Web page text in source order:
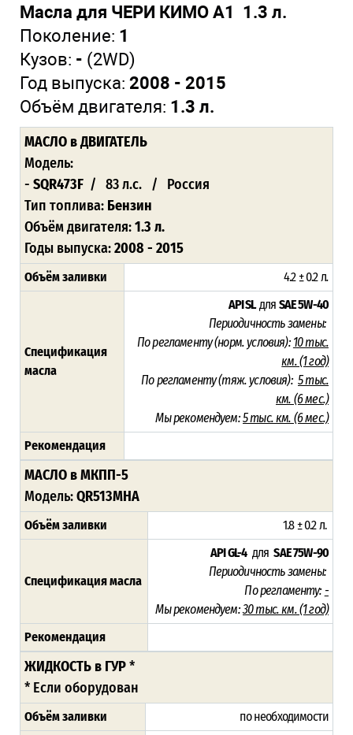
Масла для ЧЕРИ КИМО А1 1.3 л.
Поколение: 1
Кузов: - (2WD)
Год выпуска: 2008 - 2015
Объём двигателя: 1.3 л.
МАСЛО в ДВИГАТЕЛЬ
Модель:
- SQR473F / 83 л.с. / Россия
Тип топлива: Бензин
Объём двигателя:1.3 л.
Годы выпуска:2008 - 2015
Объём заливки 4.2 ± 0.2 л.
Спецификация
масла
API SLдля SAE 5W-40
Периодичность замены:
По регламенту (норм. условия): 10 тыс.
км. (1 год)
По регламенту (тяж. условия): 5 тыс.
км. (6 мес.)
Мы рекомендуем:5 тыс. км. (6 мес.)
Рекомендация
МАСЛО в МКПП-5
Модель:QR513MHA
Объём заливки 1.8 ± 0.2 л.
Спецификация масла
API GL-4дляSAE 75W-90
Периодичность замены:
По регламенту: -
Мы рекомендуем:30 тыс. км. (1 год)
Рекомендация
ЖИДКОСТЬ в ГУР*
* Если оборудован
Объём заливки по необходимости